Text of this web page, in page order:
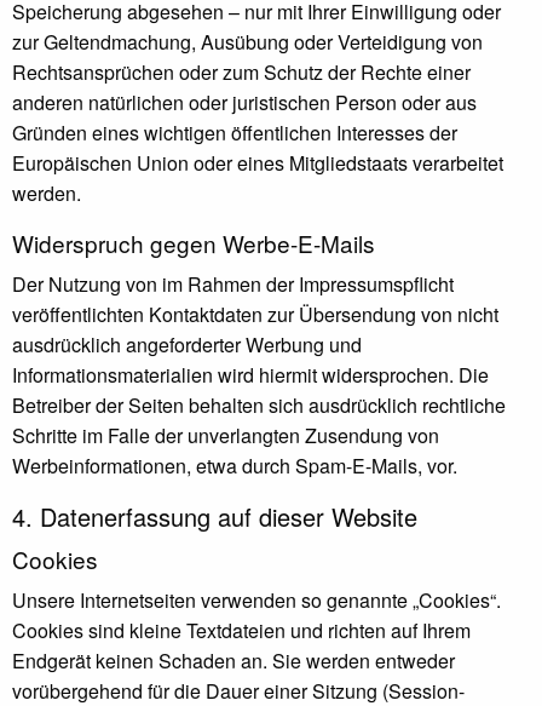
Speicherung abgesehen – nur mit Ihrer Einwilligung oder
zur Geltendmachung, Ausübung oder Verteidigung von
Rechtsansprüchen oder zum Schutz der Rechte einer
anderen natürlichen oder juristischen Person oder aus
Gründen eines wichtigen öffentlichen Interesses der
Europäischen Union oder eines Mitgliedstaats verarbeitet
werden.
Widerspruch gegen Werbe-E-Mails
Der Nutzung von im Rahmen der Impressumspflicht
veröffentlichten Kontaktdaten zur Übersendung von nicht
ausdrücklich angeforderter Werbung und
Informationsmaterialien wird hiermit widersprochen. Die
Betreiber der Seiten behalten sich ausdrücklich rechtliche
Schritte im Falle der unverlangten Zusendung von
Werbeinformationen, etwa durch Spam-E-Mails, vor.
4. Datenerfassung auf dieser Website
Cookies
Unsere Internetseiten verwenden so genannte „Cookies“.
Cookies sind kleine Textdateien und richten auf Ihrem
Endgerät keinen Schaden an. Sie werden entweder
vorübergehend für die Dauer einer Sitzung (Session-